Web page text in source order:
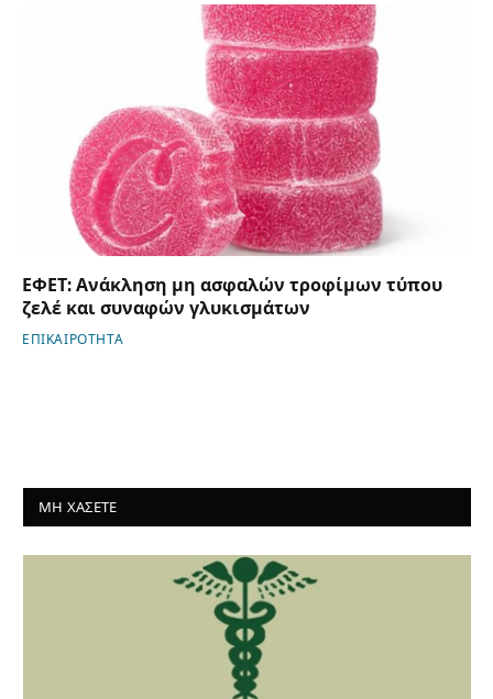
ΕΦΕΤ: Ανάκληση μη ασφαλών τροφίμων τύπου
ζελέ και συναφών γλυκισμάτων
ΕΠΙΚΑΙΡΟΤΗΤΑ
ΜΗ ΧΑΣΕΤΕ